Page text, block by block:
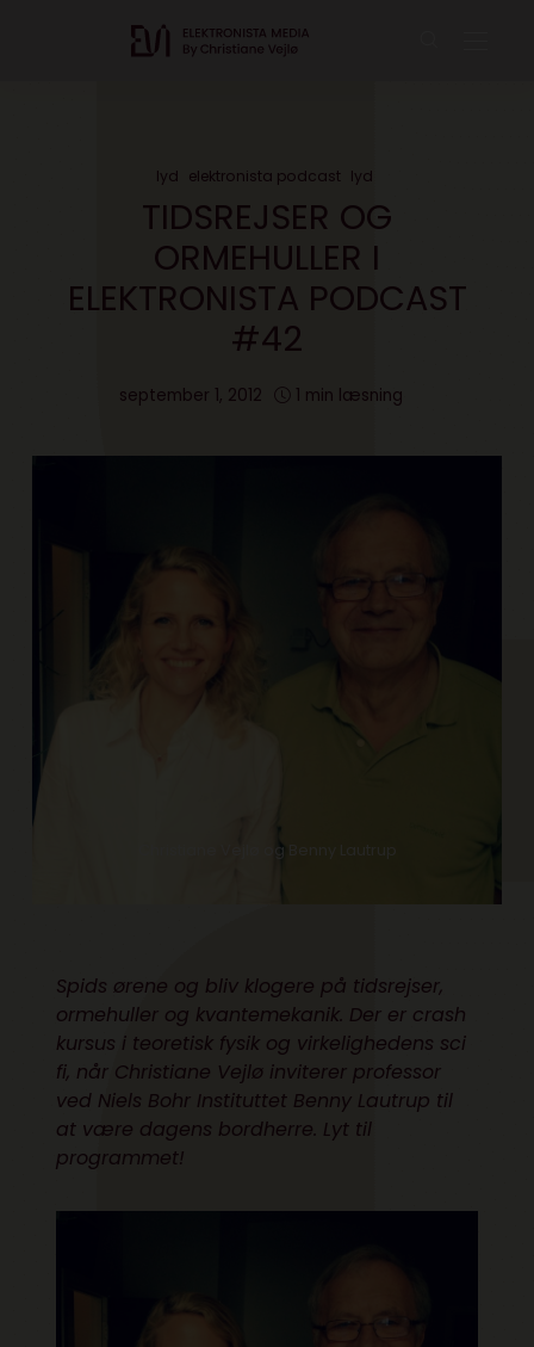
lyd elektronista podcast lyd
TIDSREJSER OG
ORMEHULLER I
ELEKTRONISTA PODCAST
#42
september 1, 2012 1 min læsning
Christiane Vejlø og Benny Lautrup
Spids ørene og bliv klogere på tidsrejser,
ormehuller og kvantemekanik. Der er crash
kursus i teoretisk fysik og virkelighedens sci
fi, når Christiane Vejlø inviterer professor
ved Niels Bohr Instituttet Benny Lautrup til
at være dagens bordherre. Lyt til
programmet!